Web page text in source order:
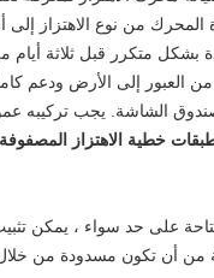
المحرك من نوع الاهتزاز
متكرر قبل ثلاثة أيام
من العبور إلى الأرض ودعم
الشاشة. يجب تركيبه
خطية الاهتزاز